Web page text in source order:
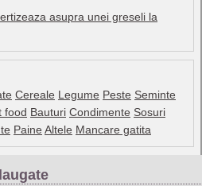
asupra unei greseli la
Cereale Legume Peste Seminte
food Bauturi Condimente Sosuri
Paine Altele Mancare gatita